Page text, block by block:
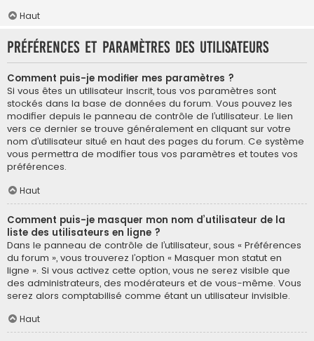
Haut
Préférences et paramètres des utilisateurs
Comment puis-je modifier mes paramètres ?
Si vous êtes un utilisateur inscrit, tous vos paramètres sont
stockés dans la base de données du forum. Vous pouvez les
modifier depuis le panneau de contrôle de l’utilisateur. Le lien
vers ce dernier se trouve généralement en cliquant sur votre
nom d’utilisateur situé en haut des pages du forum. Ce système
vous permettra de modifier tous vos paramètres et toutes vos
préférences.
Haut
Comment puis-je masquer mon nom d’utilisateur de la
liste des utilisateurs en ligne ?
Dans le panneau de contrôle de l’utilisateur, sous « Préférences
du forum », vous trouverez l’option « Masquer mon statut en
ligne ». Si vous activez cette option, vous ne serez visible que
des administrateurs, des modérateurs et de vous-même. Vous
serez alors comptabilisé comme étant un utilisateur invisible.
Haut